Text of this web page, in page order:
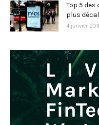
Top 5
plus
4 janvier